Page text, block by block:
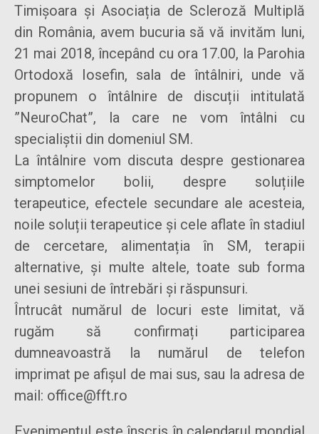
Timișoara și Asociația de Scleroză Multiplă
din România, avem bucuria să vă invităm luni,
21 mai 2018, începând cu ora 17.00, la Parohia
Ortodoxă Iosefin, sala de întâlniri, unde vă
propunem o întâlnire de discuții intitulată
”NeuroChat”, la care ne vom întâlni cu
specialiștii din domeniul SM.
La întâlnire vom discuta despre gestionarea
simptomelor bolii, despre soluțiile
terapeutice, efectele secundare ale acesteia,
noile soluții terapeutice și cele aflate în stadiul
de cercetare, alimentația în SM, terapii
alternative, și multe altele, toate sub forma
unei sesiuni de întrebări și răspunsuri.
Întrucât numărul de locuri este limitat, vă
rugăm să confirmați participarea
dumneavoastră la numărul de telefon
imprimat pe afișul de mai sus, sau la adresa de
mail: office@fft.ro